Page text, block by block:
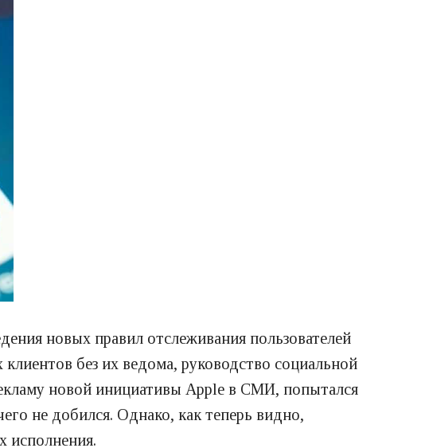
новых правил отслеживания пользователей
без их ведома, руководство социальной
новой инициативы Apple в СМИ, попытался
не добился. Однако, как теперь видно,
исполнения.